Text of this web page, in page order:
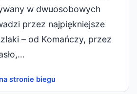
w dwuosobowych
przez najpiękniejsze
– od Komańczy, przez
stronie biegu